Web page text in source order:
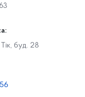
буд. 28